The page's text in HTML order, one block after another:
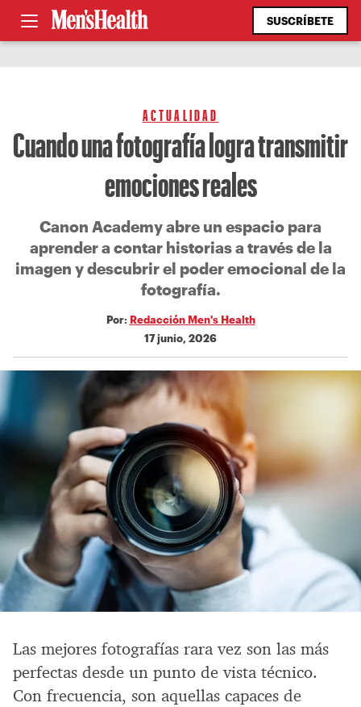
SUSCRÍBETE
ACTUALIDAD
Cuando una fotografía logra transmitir
emociones reales
Canon Academy abre un espacio para
aprender a contar historias a través de la
imagen y descubrir el poder emocional de la
fotografía.
Por: Redacción Men's Health
17 junio, 2026
Las mejores fotografías rara vez son las más
perfectas desde un punto de vista técnico.
Con frecuencia, son aquellas capaces de